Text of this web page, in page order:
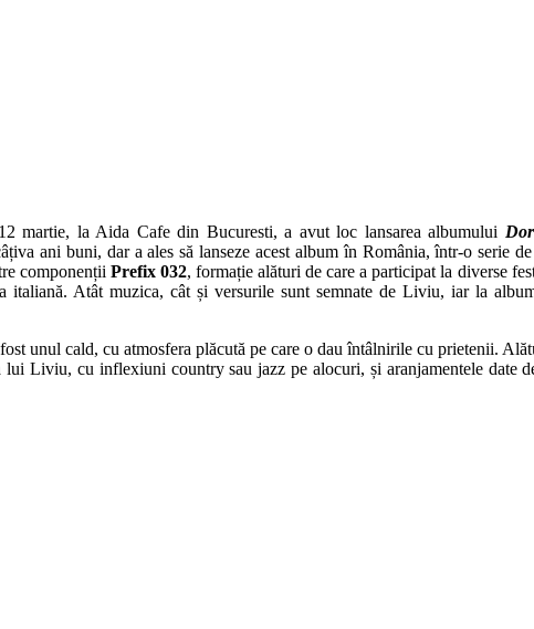
martie, la Aida Cafe din Bucuresti, a avut loc lansarea albumului
ani buni, dar a ales să lanseze acest album în România, într-o serie
componenții Prefix 032, formație alături de care a participat la diverse
italiană. Atât muzica, cât și versurile sunt semnate de Liviu, iar la
unul cald, cu atmosfera plăcută pe care o dau întâlnirile cu prietenii.
Liviu, cu inflexiuni country sau jazz pe alocuri, și aranjamentele date